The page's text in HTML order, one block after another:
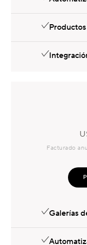
Facturado
Galerías